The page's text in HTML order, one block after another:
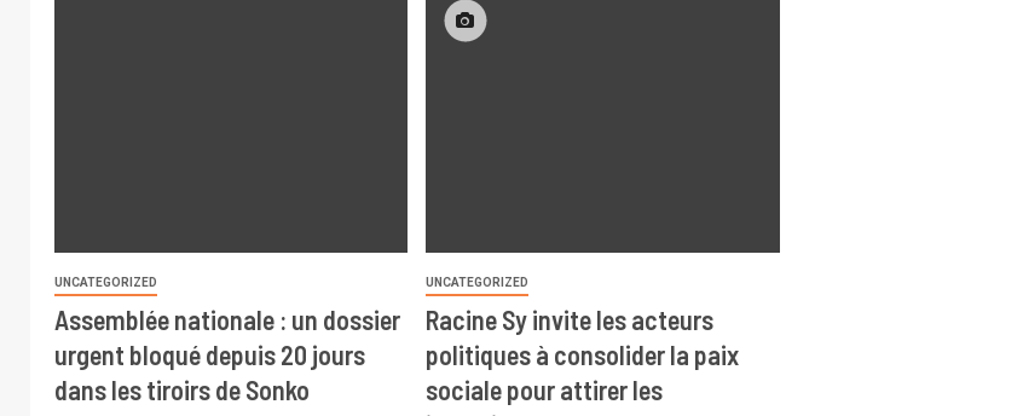
UNCATEGORIZED
Assemblée nationale : un dossier
urgent bloqué depuis 20 jours
dans les tiroirs de Sonko
UNCATEGORIZED
Racine Sy invite les acteurs
politiques à consolider la paix
sociale pour attirer les